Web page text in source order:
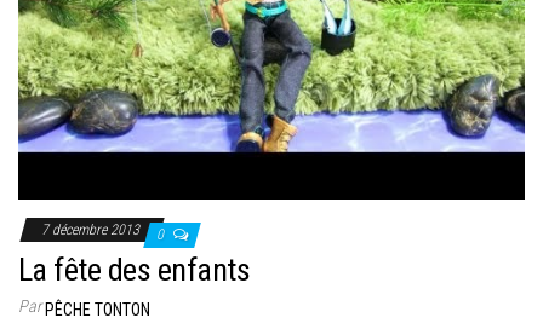
7 décembre 2013 0
La fête des enfants
ParPÊCHE TONTON